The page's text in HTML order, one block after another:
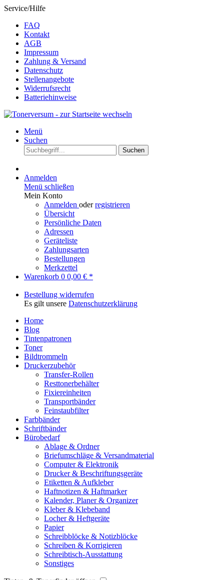
Service/Hilfe
FAQ
Kontakt
AGB
Impressum
Zahlung & Versand
Datenschutz
Stellenangebote
Widerrufsrecht
Batteriehinweise
Menü
Suchen
Suchen
Anmelden
Menü schließen
Mein Konto
Anmelden oderregistrieren
Übersicht
Persönliche Daten
Adressen
Geräteliste
Zahlungsarten
Bestellungen
Merkzettel
Warenkorb 0 0,00 € *
Bestellung widerrufen
Es gilt unsere Datenschutzerklärung
Home
Blog
Tintenpatronen
Toner
Bildtrommeln
Druckerzubehör
Transfer-Rollen
Resttonerbehälter
Fixiereinheiten
Transportbänder
Feinstaubfilter
Farbbänder
Schriftbänder
Bürobedarf
Ablage & Ordner
Briefumschläge & Versandmaterial
Computer & Elektronik
Drucker & Beschriftungsgeräte
Etiketten & Aufkleber
Haftnotizen & Haftmarker
Kalender, Planer & Organizer
Kleber & Klebeband
Locher & Heftgeräte
Papier
Schreibblöcke & Notizblöcke
Schreiben & Korrigieren
Schreibtisch-Ausstattung
Sonstiges